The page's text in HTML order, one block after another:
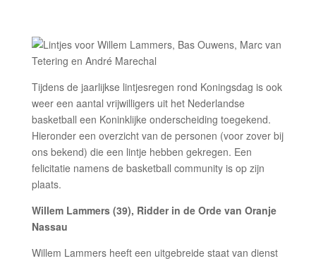
Tijdens de jaarlijkse lintjesregen rond Koningsdag is ook
weer een aantal vrijwilligers uit het Nederlandse
basketball een Koninklijke onderscheiding toegekend.
Hieronder een overzicht van de personen (voor zover bij
ons bekend) die een lintje hebben gekregen. Een
felicitatie namens de basketball community is op zijn
plaats.
Willem Lammers (39), Ridder in de Orde van Oranje
Nassau
Willem Lammers heeft een uitgebreide staat van dienst